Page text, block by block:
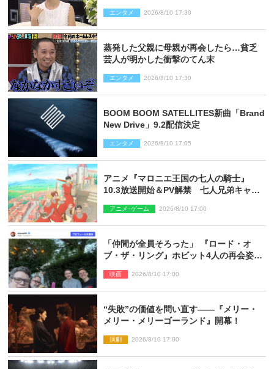
エンタメ 2026/8/10 17:30
蒸発した父親に母親が再会したら…貧乏
芸人が明かした衝撃のてん末
エンタメ 2026/8/10 17:30
BOOM BOOM SATELLITES新曲「Brand
New Drive」9.2配信決定
エンタメ 2026/8/10 17:05
アニメ『マロニエ王国の七人の騎士』
10.3放送開始＆PV解禁 七人兄弟キャス
アニメ･ゲーム 2026/8/10 17:00
「仲間が全員そろった」 『ロード・オ
ブ・ザ・リング』ホビット4人の再会姿に
映画 2026/8/10 17:00
“失敗”の価値を問い直す――『メリー・
メリー・メリーゴーランド』開幕！
演劇 2026/8/10 17:00